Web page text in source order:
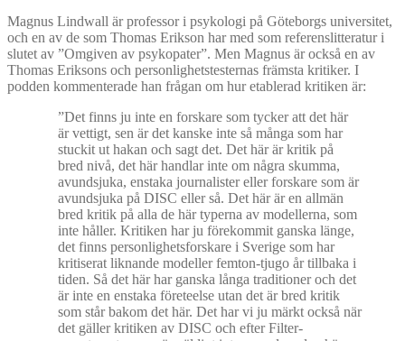
Magnus Lindwall är professor i psykologi på Göteborgs universitet,
och en av de som Thomas Erikson har med som referenslitteratur i
slutet av ”Omgiven av psykopater”. Men Magnus är också en av
Thomas Eriksons och personlighetstesternas främsta kritiker. I
podden kommenterade han frågan om hur etablerad kritiken är:
”Det finns ju inte en forskare som tycker att det här
är vettigt, sen är det kanske inte så många som har
stuckit ut hakan och sagt det. Det här är kritik på
bred nivå, det här handlar inte om några skumma,
avundsjuka, enstaka journalister eller forskare som är
avundsjuka på DISC eller så. Det här är en allmän
bred kritik på alla de här typerna av modellerna, som
inte håller. Kritiken har ju förekommit ganska länge,
det finns personlighetsforskare i Sverige som har
kritiserat liknande modeller femton-tjugo år tillbaka i
tiden. Så det här har ganska långa traditioner och det
är inte en enstaka företeelse utan det är bred kritik
som står bakom det här. Det har vi ju märkt också när
det gäller kritiken av DISC och efter Filter-